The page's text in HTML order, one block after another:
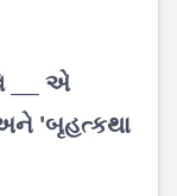
___ એ
'બૃહત્કથા